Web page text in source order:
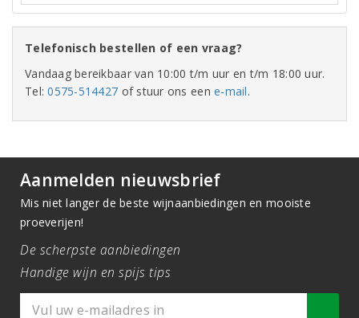
Telefonisch bestellen of een vraag?
Vandaag bereikbaar van 10:00 t/m uur en t/m 18:00 uur.
Tel:0575-514427 of stuur ons eene-mail.
Aanmelden nieuwsbrief
Mis niet langer de beste wijnaanbiedingen en mooiste
proeverijen!
De scherpste aanbiedingen
Handige wijn en spijs tips